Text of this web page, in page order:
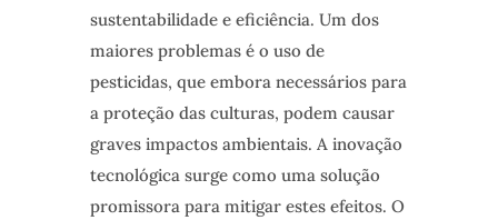
sustentabilidade e eficiência. Um dos
maiores problemas é o uso de
pesticidas, que embora necessários para
a proteção das culturas, podem causar
graves impactos ambientais. A inovação
tecnológica surge como uma solução
promissora para mitigar estes efeitos. O